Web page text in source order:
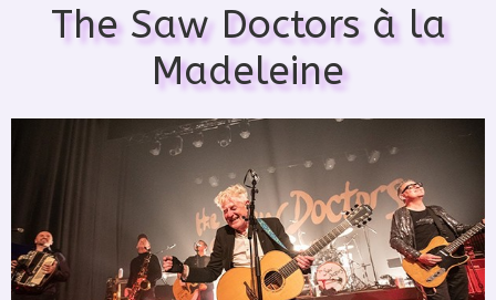
The Saw Doctors à la
Madeleine